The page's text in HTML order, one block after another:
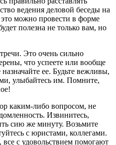
ведения деловой беседы на
можно провести в форме
полезна не только вам, но
Это очень сильно
что успеете или вообще
ее. Будьте вежливы,
улыбайтесь им. Помните,
каким-либо вопросом, не
Извинитесь,
сию же минуту. Возьмите
с юристами, коллегами.
с удовольствием помогают